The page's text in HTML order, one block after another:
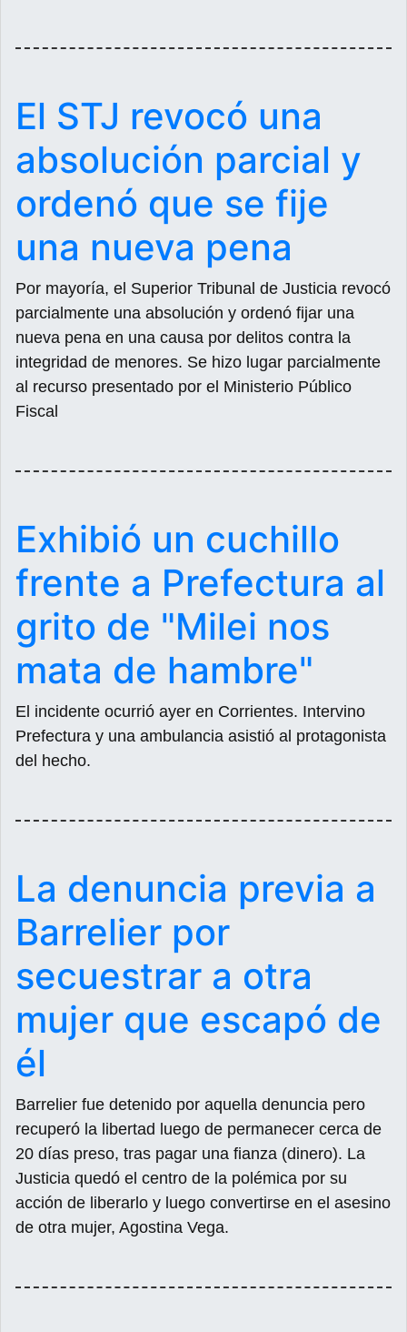
El STJ revocó una
absolución parcial y
ordenó que se fije
una nueva pena
Por mayoría, el Superior Tribunal de Justicia revocó
parcialmente una absolución y ordenó fijar una
nueva pena en una causa por delitos contra la
integridad de menores. Se hizo lugar parcialmente
al recurso presentado por el Ministerio Público
Fiscal
Exhibió un cuchillo
frente a Prefectura al
grito de "Milei nos
mata de hambre"
El incidente ocurrió ayer en Corrientes. Intervino
Prefectura y una ambulancia asistió al protagonista
del hecho.
La denuncia previa a
Barrelier por
secuestrar a otra
mujer que escapó de
él
Barrelier fue detenido por aquella denuncia pero
recuperó la libertad luego de permanecer cerca de
20 días preso, tras pagar una fianza (dinero). La
Justicia quedó el centro de la polémica por su
acción de liberarlo y luego convertirse en el asesino
de otra mujer, Agostina Vega.